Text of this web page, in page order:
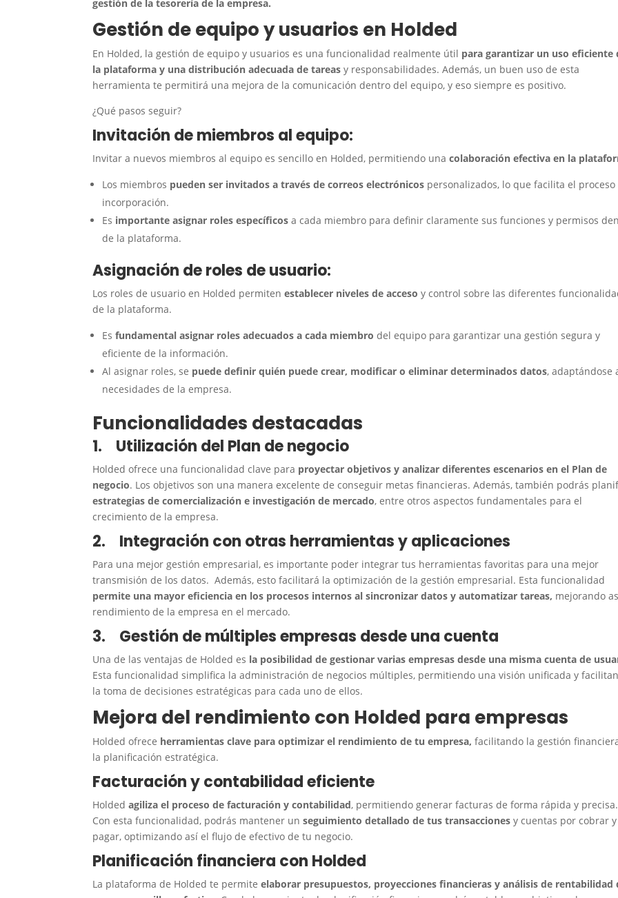
gestión de la tesorería de la empresa.
Gestión de equipo y usuarios en Holded
En Holded, la gestión de equipo y usuarios es una funcionalidad realmente útil para garantizar un uso eficiente
la plataforma y una distribución adecuada de tareas y responsabilidades. Además, un buen uso de esta
herramienta te permitirá una mejora de la comunicación dentro del equipo, y eso siempre es positivo.
¿Qué pasos seguir?
Invitación de miembros al equipo:
Invitar a nuevos miembros al equipo es sencillo en Holded, permitiendo unacolaboración efectiva en la
Los miembros pueden ser invitados a través de correos electrónicos personalizados, lo que facilita el proceso
incorporación.
Es importante asignar roles específicos a cada miembro para definir claramente sus funciones y permisos
de la plataforma.
Asignación de roles de usuario:
Los roles de usuario en Holded permitenestablecer niveles de accesoy control sobre las diferentes
de la plataforma.
Esfundamental asignar roles adecuados a cada miembro del equipo para garantizar una gestión segura y
eficiente de la información.
Al asignar roles, se puede definir quién puede crear, modificar o eliminar determinados datos, adaptándose
necesidades de la empresa.
Funcionalidades destacadas
1. Utilización del Plan de negocio
Holded ofrece una funcionalidad clave para proyectar objetivos y analizar diferentes escenarios en el Plan de
negocio. Los objetivos son una manera excelente de conseguir metas financieras. Además, también podrás
estrategias de comercialización e investigación de mercado, entre otros aspectos fundamentales para el
crecimiento de la empresa.
2. Integración con otras herramientas y aplicaciones
Para una mejor gestión empresarial, es importante poder integrar tus herramientas favoritas para una mejor
transmisión de los datos. Además, esto facilitará la optimización de la gestión empresarial. Esta funcionalidad
permite una mayor eficiencia en los procesos internos al sincronizar datos y automatizar tareas, mejorando
rendimiento de la empresa en el mercado.
3. Gestión de múltiples empresas desde una cuenta
Una de las ventajas de Holded es la posibilidad de gestionar varias empresas desde una misma cuenta de
Esta funcionalidad simplifica la administración de negocios múltiples, permitiendo una visión unificada y
la toma de decisiones estratégicas para cada uno de ellos.
Mejora del rendimiento con Holded para empresas
Holded ofrece herramientas clave para optimizar el rendimiento de tu empresa, facilitando la gestión
la planificación estratégica.
Facturación y contabilidad eficiente
Holdedagiliza el proceso de facturación y contabilidad, permitiendo generar facturas de forma rápida y precisa.
Con esta funcionalidad, podrás mantener unseguimiento detallado de tus transacciones y cuentas por cobrar y
pagar, optimizando así el flujo de efectivo de tu negocio.
Planificación financiera con Holded
La plataforma de Holded te permiteelaborar presupuestos, proyecciones financieras y análisis de rentabilidad